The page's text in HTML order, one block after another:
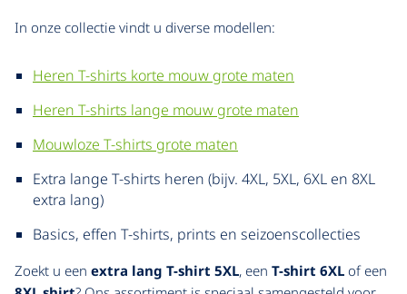
In onze collectie vindt u diverse modellen:
Heren T-shirts korte mouw grote maten
Heren T-shirts lange mouw grote maten
Mouwloze T-shirts grote maten
Extra lange T-shirts heren (bijv. 4XL, 5XL, 6XL en 8XL
extra lang)
Basics, effen T-shirts, prints en seizoenscollecties
Zoekt u een extra lang T-shirt 5XL, een T-shirt 6XL of een